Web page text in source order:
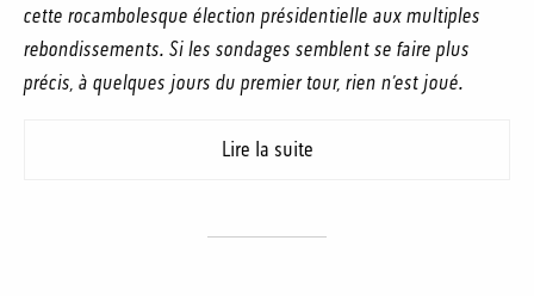
cette rocambolesque élection présidentielle aux multiples
rebondissements. Si les sondages semblent se faire plus
précis, à quelques jours du premier tour, rien n’est joué.
Lire la suite